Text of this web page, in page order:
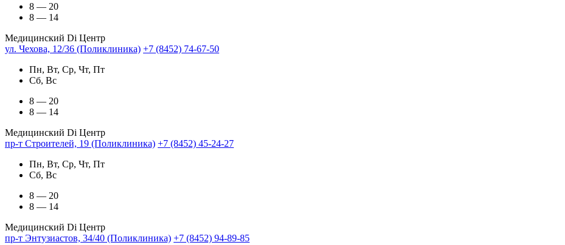
8 — 20
8 — 14
Медицинский Di Центр
ул. Чехова, 12/36 (Поликлиника) +7 (8452) 74-67-50
Пн, Вт, Ср, Чт, Пт
Сб, Вс
8 — 20
8 — 14
Медицинский Di Центр
пр-т Строителей, 19 (Поликлиника) +7 (8452) 45-24-27
Пн, Вт, Ср, Чт, Пт
Сб, Вс
8 — 20
8 — 14
Медицинский Di Центр
пр-т Энтузиастов, 34/40 (Поликлиника) +7 (8452) 94-89-85